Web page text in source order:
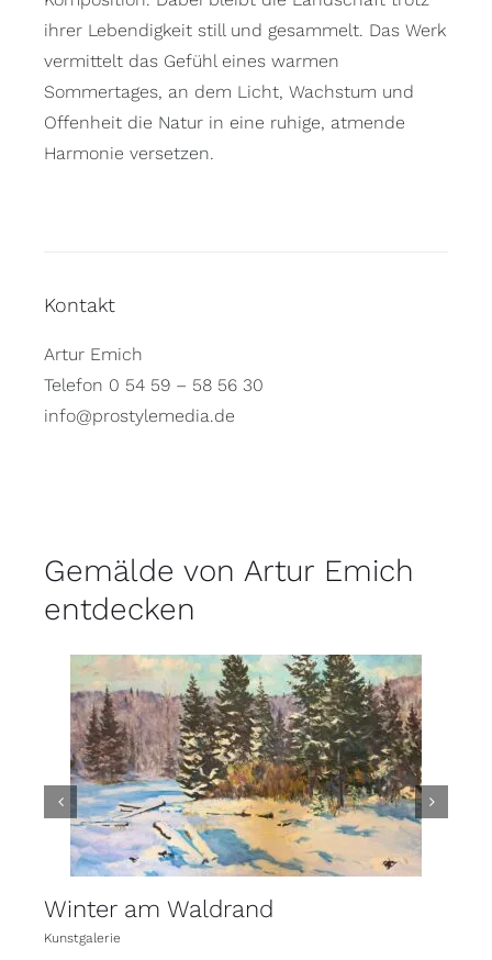
ihrer Lebendigkeit still und gesammelt. Das Werk
vermittelt das Gefühl eines warmen
Sommertages, an dem Licht, Wachstum und
Offenheit die Natur in eine ruhige, atmende
Harmonie versetzen.
Kontakt
Artur Emich
Telefon 0 54 59 – 58 56 30
info@prostylemedia.de
Gemälde von Artur Emich
entdecken
Winter am Waldrand
Kunstgalerie